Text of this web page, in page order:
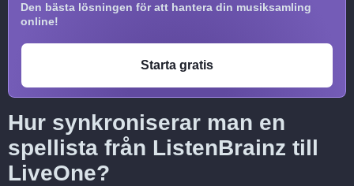
Den bästa lösningen för att hantera din musiksamling
online!
Starta gratis
Hur synkroniserar man en
spellista från ListenBrainz till
LiveOne?